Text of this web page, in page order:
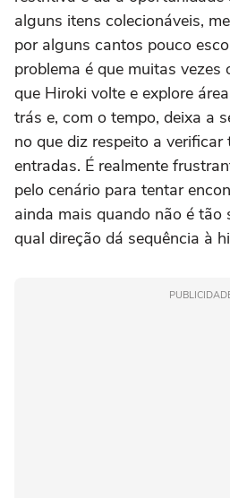
alguns itens colecionáveis,
por alguns cantos pouco
problema é que muitas vezes
que Hiroki volte e explore
trás e, com o tempo, deixa a
no que diz respeito a verificar
entradas. É realmente
pelo cenário para tentar
ainda mais quando não é tão
qual direção dá sequência à